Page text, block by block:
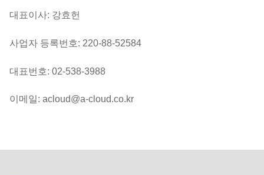
대표이사: 강효헌
사업자 등록번호: 220-88-52584
대표번호: 02-538-3988
이메일: acloud@a-cloud.co.kr